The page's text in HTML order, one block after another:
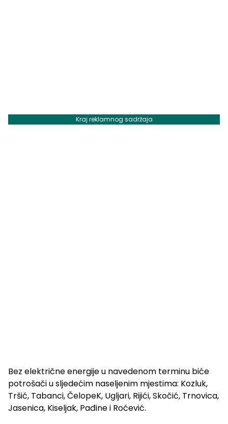
Kraj reklamnog sadržaja
Bez električne energije u navedenom terminu biće
potrošači u sljedećim naseljenim mjestima: Kozluk,
Tršić, Tabanci, ČelopeK, Ugljari, Rijići, Skočić, Trnovica,
Jasenica, Kiseljak, Pađine i Roćević.